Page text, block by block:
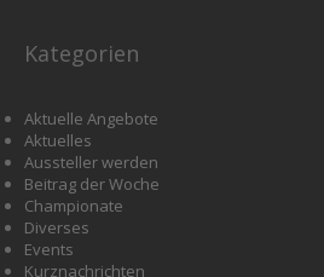
Kategorien
Aktuelle Angebote
Aktuelles
Aussteller werden
Beitrag der Woche
Championate
Diverses
Events
Kurznachrichten